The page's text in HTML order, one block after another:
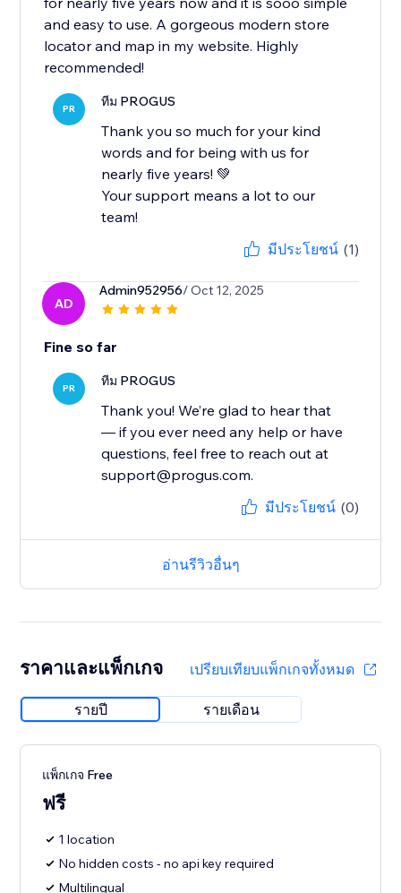
and easy to use. A gorgeous modern store
locator and map in my website. Highly
recommended!
PR ทีม PROGUS
Thank you so much for your kind
words and for being with us for
nearly five years! 💚
Your support means a lot to our
team!
มีประโยชน์ (1)
AD
Admin952956/ Oct 12, 2025
Fine so far
PR ทีม PROGUS
Thank you! We’re glad to hear that
— if you ever need any help or have
questions, feel free to reach out at
support@progus.com.
มีประโยชน์ (0)
อ่านรีวิวอื่นๆ
ราคาและแพ็กเกจ เปรียบเทียบแพ็กเกจทั้งหมด
รายปี รายเดือน
แพ็กเกจ Free
ฟรี
1 location
No hidden costs - no api key required
Multilingual